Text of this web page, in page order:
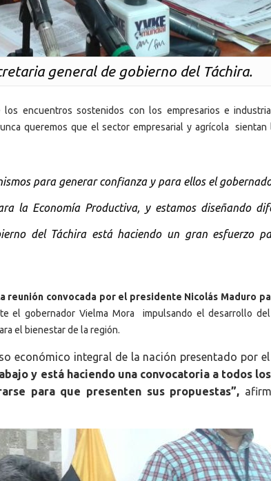
general de gobierno del Táchira.
encuentros sostenidos con los empresarios e
queremos que el sector empresarial y agrícola
para generar confianza y para ellos el
la Economía Productiva, y estamos diseñando
del Táchira está haciendo un gran esfuerzo
reunión convocada por el presidente Nicolás Maduro
el gobernador Vielma Mora impulsando el desarrollo del
el bienestar de la región.
económico integral de la nación presentado por
y está haciendo una convocatoria a todos
para que presenten sus propuestas”,